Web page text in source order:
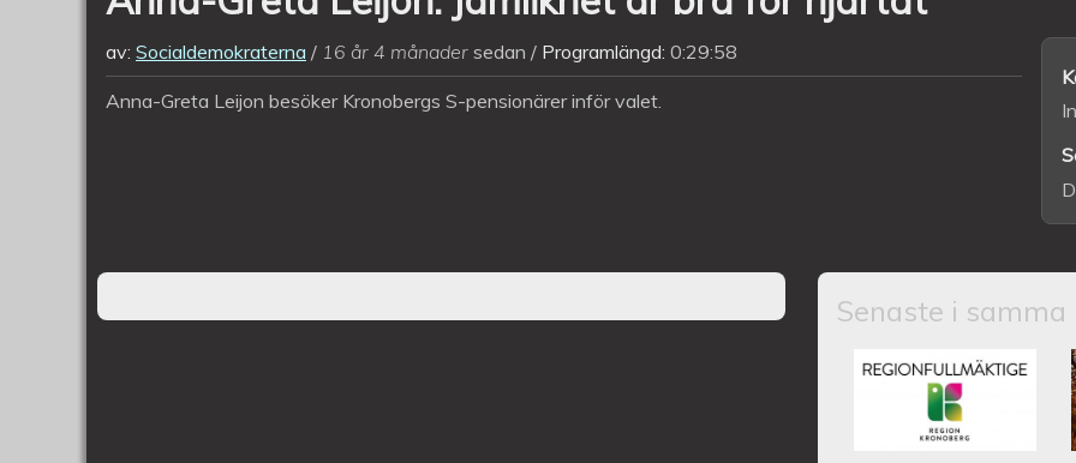
av: Socialdemokraterna 16 år 4 månader sedan Programlängd: 0:29:58
Anna-Greta Leijon besöker Kronobergs S-pensionärer inför valet.
Senaste i samma
Kronobergs